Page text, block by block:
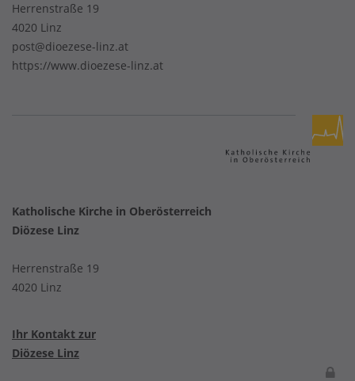
Herrenstraße 19
4020 Linz
post@dioezese-linz.at
https://www.dioezese-linz.at
Katholische Kirche in Oberösterreich
Diözese Linz
Herrenstraße 19
4020 Linz
Ihr Kontakt zur
Diözese Linz